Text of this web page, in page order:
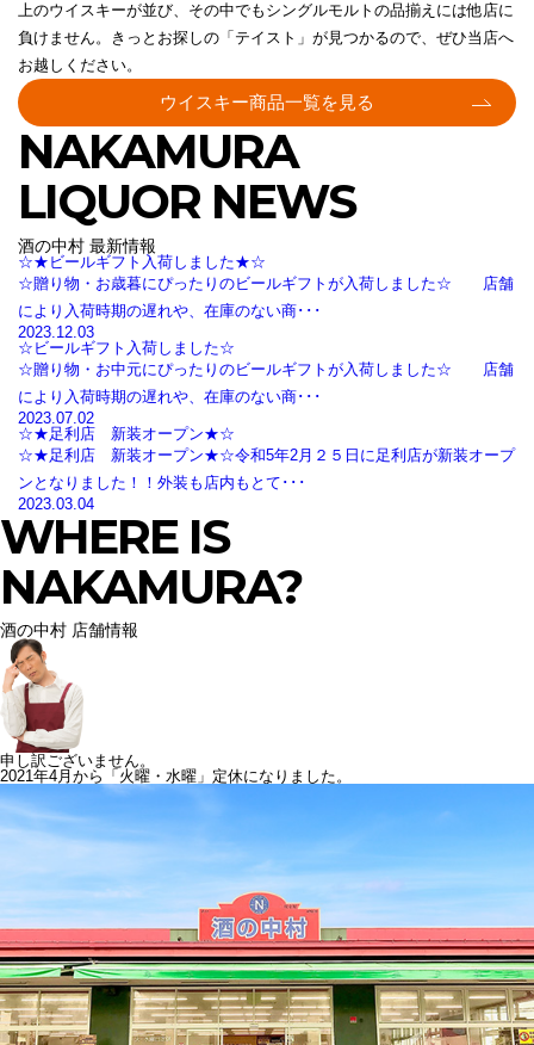
上のウイスキーが並び、その中でもシングルモルトの品揃えには他店に
負けません。きっとお探しの「テイスト」が見つかるので、ぜひ当店へ
お越しください。
ウイスキー商品一覧を見る
NAKAMURA
LIQUOR NEWS
酒の中村 最新情報
☆★ビールギフト入荷しました★☆
☆贈り物・お歳暮にぴったりのビールギフトが入荷しました☆ 店舗
により入荷時期の遅れや、在庫のない商･･･
2023.12.03
☆ビールギフト入荷しました☆
☆贈り物・お中元にぴったりのビールギフトが入荷しました☆ 店舗
により入荷時期の遅れや、在庫のない商･･･
2023.07.02
☆★足利店 新装オープン★☆
☆★足利店 新装オープン★☆令和5年2月２５日に足利店が新装オープ
ンとなりました！！外装も店内もとて･･･
2023.03.04
WHERE IS
NAKAMURA?
酒の中村 店舗情報
申し訳ございません。
2021年4月から「火曜・水曜」定休になりました。